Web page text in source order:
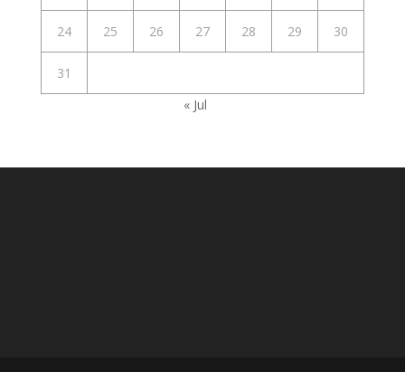
24 25 26 27 28 29 30
31
« Jul